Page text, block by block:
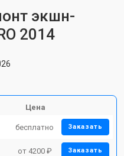
экшн-
2014
Цена
бесплатно Заказать
от 4200 ₽ Заказать